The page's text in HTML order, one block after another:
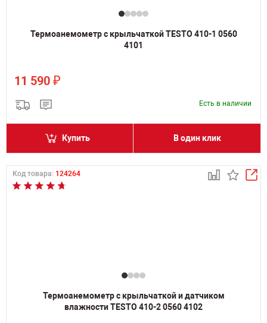
Термоанемометр с крыльчаткой TESTO 410-1 0560
4101
11 590 ₽
Есть в наличии
Купить В один клик
Код товара: 124264
Термоанемометр с крыльчаткой и датчиком
влажности TESTO 410-2 0560 4102